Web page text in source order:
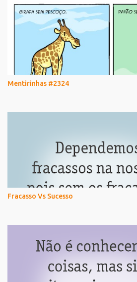
Mentirinhas #2324
Fracasso Vs Sucesso